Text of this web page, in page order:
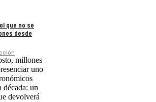
que no se
desde
millones
uno
década: un
devolverá